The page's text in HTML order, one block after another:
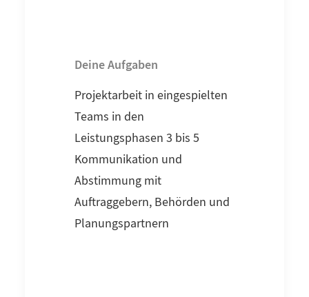
Deine Aufgaben
Projektarbeit in eingespielten
Teams in den
Leistungsphasen 3 bis 5
Kommunikation und
Abstimmung mit
Auftraggebern, Behörden und
Planungspartnern